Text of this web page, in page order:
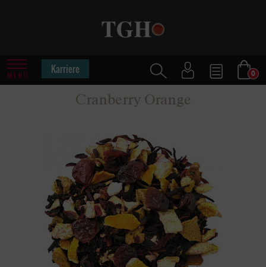
MENÜ Karriere 0
Cranberry Orange